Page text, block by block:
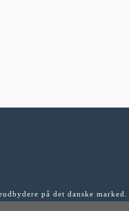
på det danske marked.